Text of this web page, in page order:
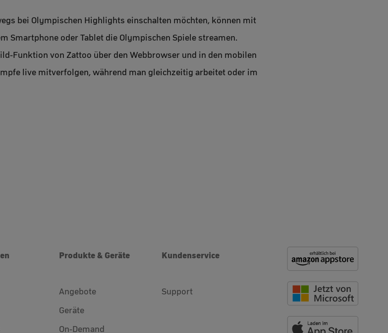
bei Olympischen Highlights einschalten möchten, können mit
Smartphone oder Tablet die Olympischen Spiele streamen.
Funktion von Zattoo über den Webbrowser und in den mobilen
live mitverfolgen, während man gleichzeitig arbeitet oder im
Produkte & Geräte
Angebote
Geräte
On-Demand
Kundenservice
Support